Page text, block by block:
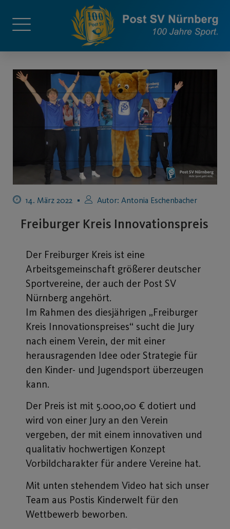
14. März 2022 Autor: Antonia Eschenbacher
Freiburger Kreis Innovationspreis
Der Freiburger Kreis ist eine
Arbeitsgemeinschaft größerer deutscher
Sportvereine, der auch der Post SV
Nürnberg angehört.
Im Rahmen des diesjährigen „Freiburger
Kreis Innovationspreises“ sucht die Jury
nach einem Verein, der mit einer
herausragenden Idee oder Strategie für
den Kinder- und Jugendsport überzeugen
kann.
Der Preis ist mit 5.000,00 € dotiert und
wird von einer Jury an den Verein
vergeben, der mit einem innovativen und
qualitativ hochwertigen Konzept
Vorbildcharakter für andere Vereine hat.
Mit unten stehendem Video hat sich unser
Team aus Postis Kinderwelt für den
Wettbewerb beworben.